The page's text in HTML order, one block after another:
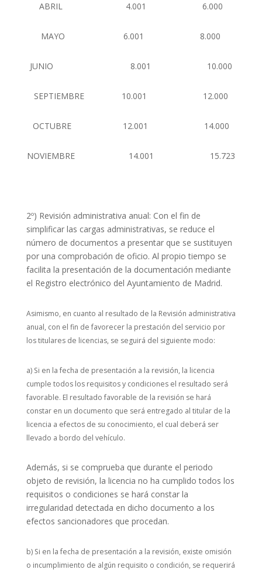
ABRIL 4.001 6.000
MAYO 6.001 8.000
JUNIO 8.001 10.000
SEPTIEMBRE 10.001 12.000
OCTUBRE 12.001 14.000
NOVIEMBRE 14.001 15.723
2º) Revisión administrativa anual: Con el fin de
simplificar las cargas administrativas, se reduce el
número de documentos a presentar que se sustituyen
por una comprobación de oficio. Al propio tiempo se
facilita la presentación de la documentación mediante
el Registro electrónico del Ayuntamiento de Madrid.
Asimismo, en cuanto al resultado de la Revisión administrativa
anual, con el fin de favorecer la prestación del servicio por
los titulares de licencias, se seguirá del siguiente modo:
a) Si en la fecha de presentación a la revisión, la licencia
cumple todos los requisitos y condiciones el resultado será
favorable. El resultado favorable de la revisión se hará
constar en un documento que será entregado al titular de la
licencia a efectos de su conocimiento, el cual deberá ser
llevado a bordo del vehículo.
Además, si se comprueba que durante el periodo
objeto de revisión, la licencia no ha cumplido todos los
requisitos o condiciones se hará constar la
irregularidad detectada en dicho documento a los
efectos sancionadores que procedan.
b) Si en la fecha de presentación a la revisión, existe omisión
o incumplimiento de algún requisito o condición, se requerirá